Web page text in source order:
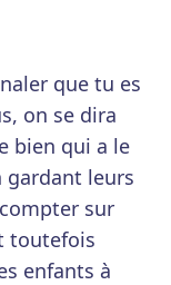
que tu es
on se dira
bien qui a le
gardant leurs
sur
toutefois
enfants à